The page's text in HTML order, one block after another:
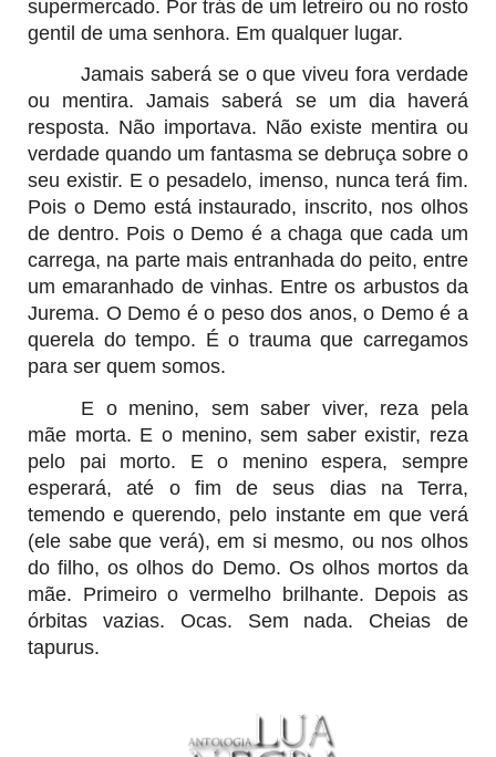
supermercado. Por trás de um letreiro ou no rosto
gentil de uma senhora. Em qualquer lugar.
Jamais saberá se o que viveu fora verdade
ou mentira. Jamais saberá se um dia haverá
resposta. Não importava. Não existe mentira ou
verdade quando um fantasma se debruça sobre o
seu existir. E o pesadelo, imenso, nunca terá fim.
Pois o Demo está instaurado, inscrito, nos olhos
de dentro. Pois o Demo é a chaga que cada um
carrega, na parte mais entranhada do peito, entre
um emaranhado de vinhas. Entre os arbustos da
Jurema. O Demo é o peso dos anos, o Demo é a
querela do tempo. É o trauma que carregamos
para ser quem somos.
E o menino, sem saber viver, reza pela
mãe morta. E o menino, sem saber existir, reza
pelo pai morto. E o menino espera, sempre
esperará, até o fim de seus dias na Terra,
temendo e querendo, pelo instante em que verá
(ele sabe que verá), em si mesmo, ou nos olhos
do filho, os olhos do Demo. Os olhos mortos da
mãe. Primeiro o vermelho brilhante. Depois as
órbitas vazias. Ocas. Sem nada. Cheias de
tapurus.